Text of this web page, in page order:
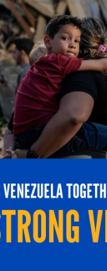
parte de
o
HAZ CLIC AQUÍ